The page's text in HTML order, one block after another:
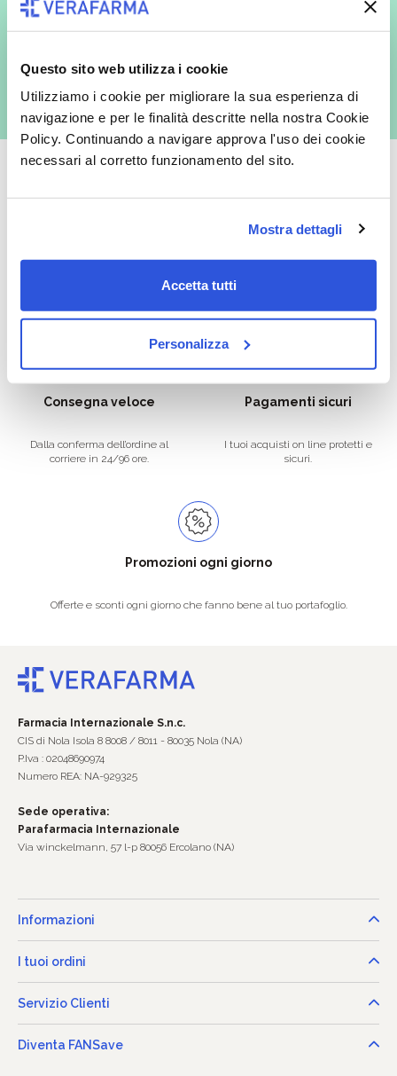
Questo sito web utilizza i cookie
Utilizziamo i cookie per migliorare la sua esperienza di
navigazione e per le finalità descritte nella nostra Cookie
Policy. Continuando a navigare approva l'uso dei cookie
necessari al corretto funzionamento del sito.
Mostra dettagli
Accetta tutti
Personalizza
In qualità di interessato, avendo letto l’informativaPrivacy Policy
commerciali da parte di Verafarma, tra cui invio di comunicazioni
con inviti e comunicazioni commerciali - e modalità tradizionali, quali ad
es. posta cartacea)
per soddisfare tutte le esigenze.
Spedizione gratuita
la spedizione la regaliamo noi.
Consegna veloce
Dalla conferma dell’ordine al
corriere in 24/96 ore.
Pagamenti sicuri
I tuoi acquisti on line protetti e
sicuri.
Promozioni ogni giorno
Offerte e sconti ogni giorno che fanno bene al tuo portafoglio.
Farmacia Internazionale S.n.c.
CIS di Nola Isola 8 8008 / 8011 - 80035 Nola (NA)
P.Iva : 02048690974
Numero REA: NA-929325
Sede operativa:
Parafarmacia Internazionale
Via winckelmann, 57 l-p 80056 Ercolano (NA)
Informazioni
I tuoi ordini
Servizio Clienti
Diventa FANSave